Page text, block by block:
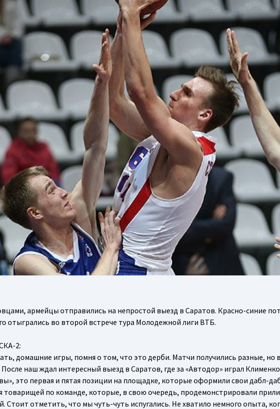
армейцы отправились на непростой выезд в Саратов. Красно-синие
отыгрались во второй встрече тура Молодежной лиги ВТБ.
2:
домашние игры, помня о том, что это дерби. Матчи получились разные, но
наш ждал интересный выезд в Саратов, где за «Автодор» играл
это первая и пятая позиции на площадке, которые оформили свои дабл-
товарищей по команде, которые, в свою очередь, продемонстрировали
Стоит отметить, что мы чуть-чуть испугались. Не хватило немного опыта,